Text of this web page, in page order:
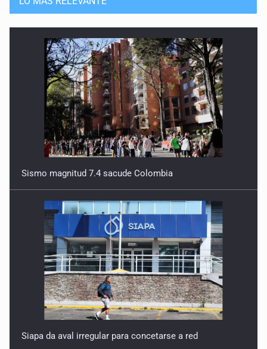
Sismo magnitud 7.4 sacude Colombia
Siapa da aval irregular para concetarse a red